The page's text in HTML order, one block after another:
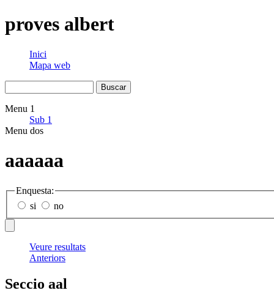
proves albert
Inici
Mapa web
Menu 1
Sub 1
Menu dos
aaaaaa
Enquesta:
si
no
Veure resultats
Anteriors
Seccio aal